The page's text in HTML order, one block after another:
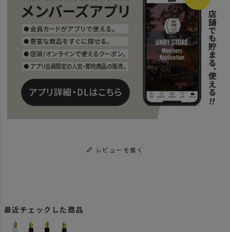
レビューを書く
最近チェックした商品